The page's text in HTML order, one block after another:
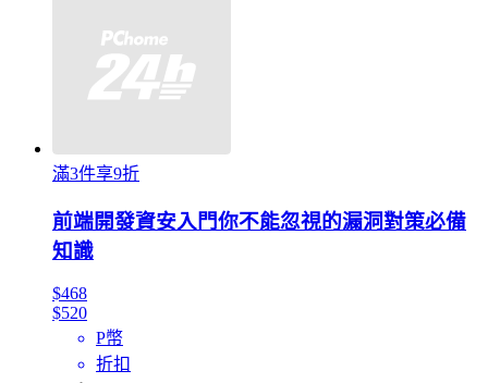
滿3件享9折
前端開發資安入門你不能忽視的漏洞對策必備
知識
$468
$520
P幣
折扣